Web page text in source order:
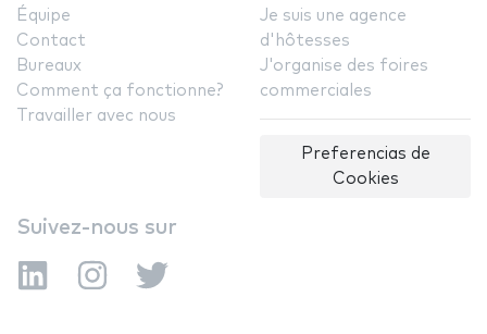
Équipe
Contact
Bureaux
Comment ça fonctionne?
Travailler avec nous
Je suis une agence
d'hôtesses
J'organise des foires
commerciales
Preferencias de
Cookies
Suivez-nous sur